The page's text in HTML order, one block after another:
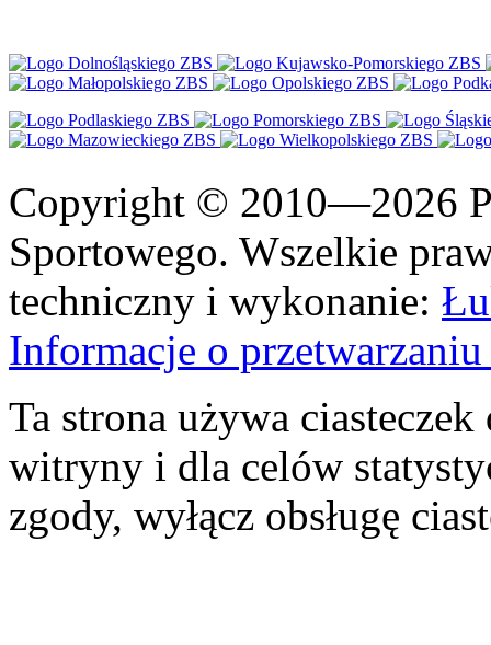
Copyright © 2010—2026
Sportowego. Wszelkie
techniczny i wykonanie:
Informacje o
Ta strona używa
witryny i dla celów
zgody, wyłącz obsługę